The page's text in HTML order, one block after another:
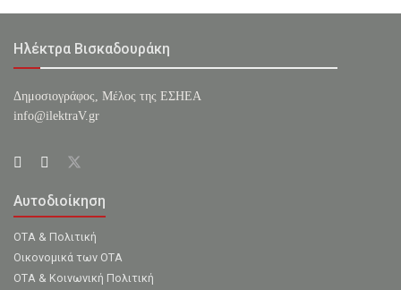
Ηλέκτρα Βισκαδουράκη
Δημοσιογράφος, Μέλος της ΕΣHΕΑ
info@ilektraV.gr
Αυτοδιοίκηση
ΟΤΑ & Πολιτική
Οικονομικά των ΟΤΑ
ΟΤΑ & Κοινωνική Πολιτική